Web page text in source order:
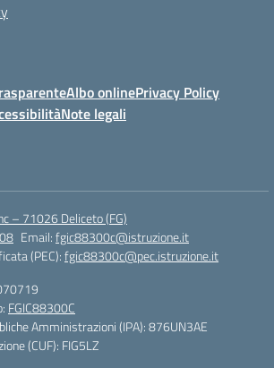
Albo onlinePrivacy Policy
Note legali
– 71026 Deliceto (FG)
Email:fgic88300c@istruzione.it
(PEC):fgic88300c@pec.istruzione.it
FGIC88300C
Amministrazioni (IPA): 876UN3AE
(CUF): FIG5LZ